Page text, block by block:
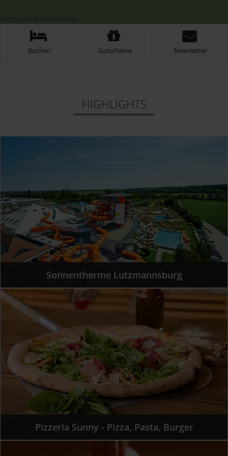
Pflichten nachzulesen.
Premium Familien Chalets
Buchen Gutscheine Newsletter
HIGHLIGHTS
Sonnentherme Lutzmannsburg
Pizzeria Sunny - Pizza, Pasta, Burger